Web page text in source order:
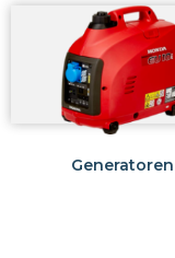
Generatoren